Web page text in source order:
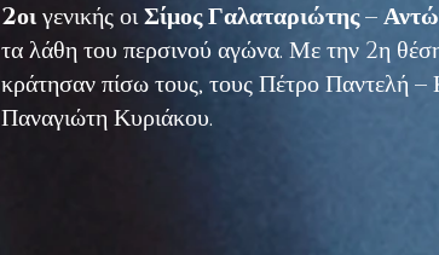
2οιγενικής οιΣίμος Γαλαταριώτης –
τα λάθη του περσινού αγώνα. Με την 2η
κράτησαν πίσω τους, τους Πέτρο Παντελή
Παναγιώτη Κυριάκου.